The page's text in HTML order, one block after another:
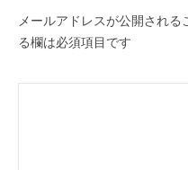
メールアドレスが公開される
る欄は必須項目です